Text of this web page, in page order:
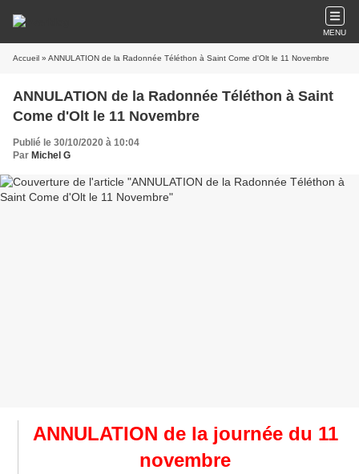
MENU
Accueil » ANNULATION de la Radonnée Téléthon à Saint Come d'Olt le 11 Novembre
ANNULATION de la Radonnée Téléthon à Saint
Come d'Olt le 11 Novembre
Publié le 30/10/2020 à 10:04
Par Michel G
ANNULATION de la journée du 11
novembre